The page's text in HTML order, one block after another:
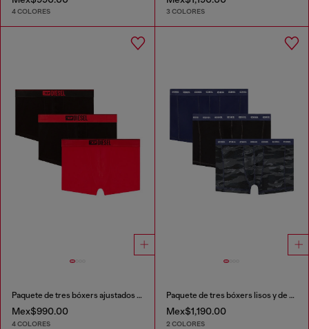
4 COLORES 3 COLORES
Paquete de tres bóxers ajustados lisos
Mex$990.00
4 COLORES
Paquete de tres bóxers lisos y de camuflaje
Mex$1,190.00
2 COLORES